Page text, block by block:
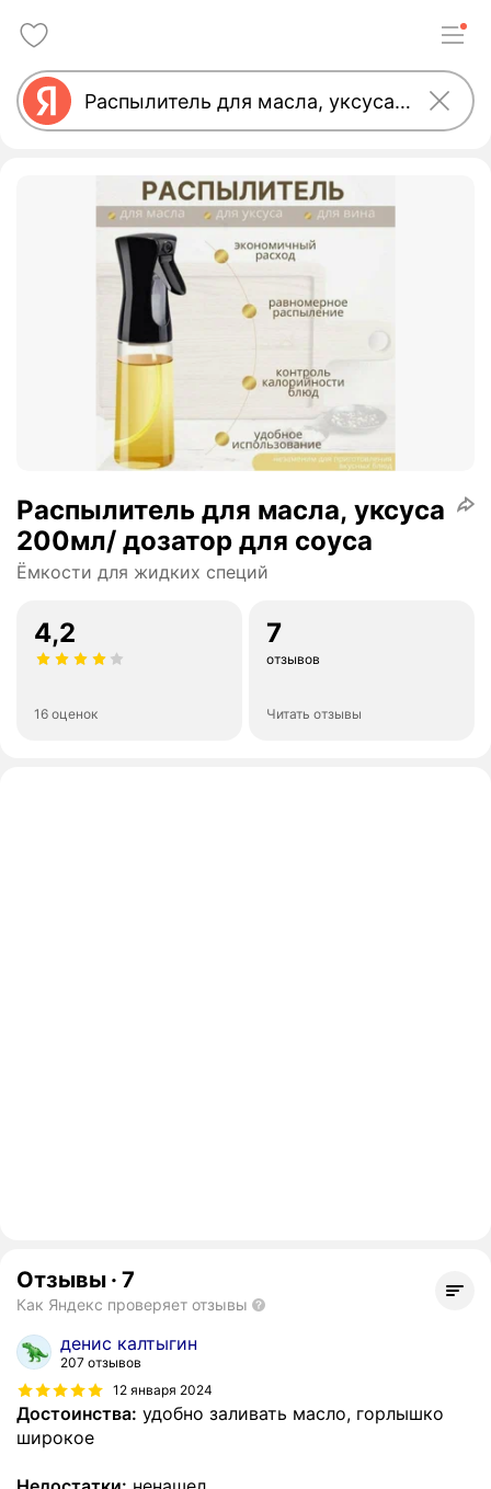
Распылитель для масла, уксуса
200мл/ дозатор для соуса
Ёмкости для жидких специй
4,2
16 оценок
7
отзывов
Читать отзывы
Отзывы · 7
Как Яндекс проверяет отзывы
денис калтыгин
207 отзывов
12 января 2024
Достоинства: удобно заливать масло, горлышко
широкое